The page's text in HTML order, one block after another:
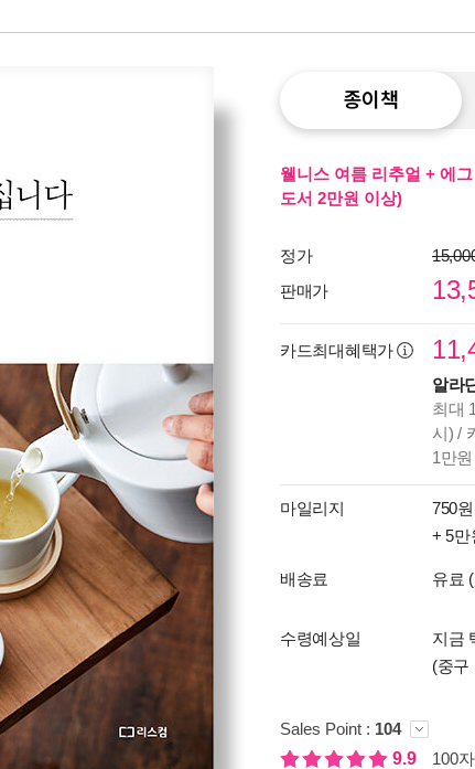
종이책
웰니스 여름 리추얼 + 에
도서 2만원 이상)
정가
판매가
카드최대혜택가
알라
최대
시) /
1만
마일리지 750
+ 5만
배송료 유료
수령예상일
지금
(중구
Sales Point : 104
9.9
100